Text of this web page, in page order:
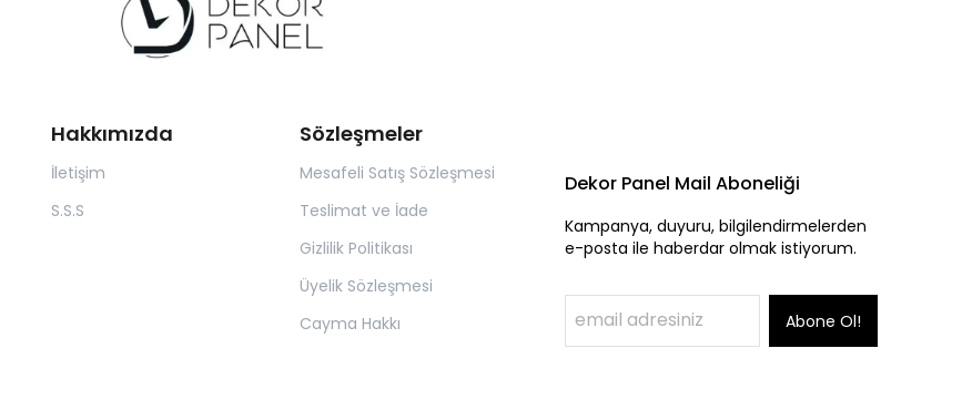
Hakkımızda
İletişim
S.S.S
Sözleşmeler
Mesafeli Satış Sözleşmesi
Teslimat ve İade
Gizlilik Politikası
Üyelik Sözleşmesi
Cayma Hakkı
Dekor Panel Mail Aboneliği
Kampanya, duyuru, bilgilendirmelerden
e-posta ile haberdar olmak istiyorum.
Abone Ol!